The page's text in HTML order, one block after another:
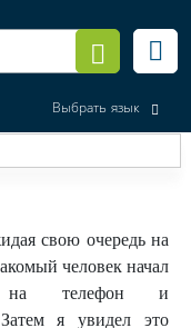
Выбрать язык
свою очередь на
человек начал
на телефон и
Затем я увидел это